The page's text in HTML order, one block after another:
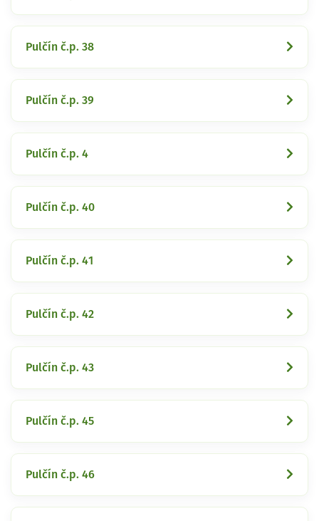
Pulčín č.p. 38
Pulčín č.p. 39
Pulčín č.p. 4
Pulčín č.p. 40
Pulčín č.p. 41
Pulčín č.p. 42
Pulčín č.p. 43
Pulčín č.p. 45
Pulčín č.p. 46